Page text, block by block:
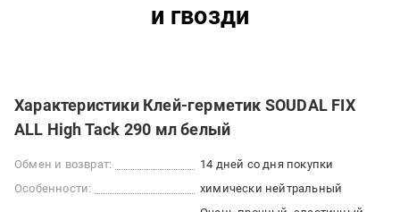
и гвозди
Характеристики Клей-герметик SOUDAL FIX
ALL High Tack 290 мл белый
Обмен и возврат:
14 дней со дня покупки
Особенности:
химически нейтральный